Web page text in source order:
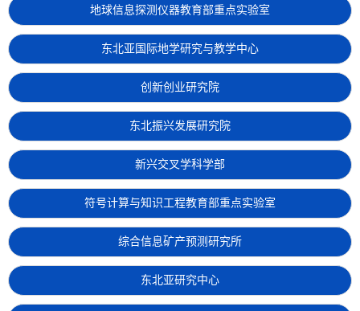
地球信息探测仪器教育部重点实验室
东北亚国际地学研究与教学中心
创新创业研究院
东北振兴发展研究院
新兴交叉学科学部
符号计算与知识工程教育部重点实验室
综合信息矿产预测研究所
东北亚研究中心